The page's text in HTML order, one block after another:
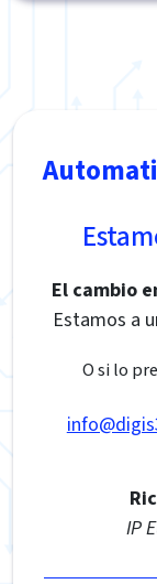
El cambio
Estamos a
O si lo
IP